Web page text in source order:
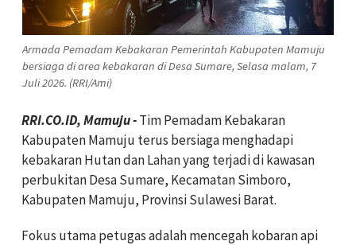
Armada Pemadam Kebakaran Pemerintah Kabupaten Mamuju
bersiaga di area kebakaran di Desa Sumare, Selasa malam, 7
Juli 2026. (RRI/Ami)
RRI.CO.ID, Mamuju -Tim Pemadam Kebakaran
Kabupaten Mamuju terus bersiaga menghadapi
kebakaran Hutan dan Lahan yang terjadi di kawasan
perbukitan Desa Sumare, Kecamatan Simboro,
Kabupaten Mamuju, Provinsi Sulawesi Barat.
Fokus utama petugas adalah mencegah kobaran api